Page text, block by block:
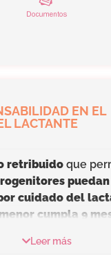
EN EL
LACTANTE
retribuido que
cuidado del
cumpla 9
hombres o mujeres,
Leer más